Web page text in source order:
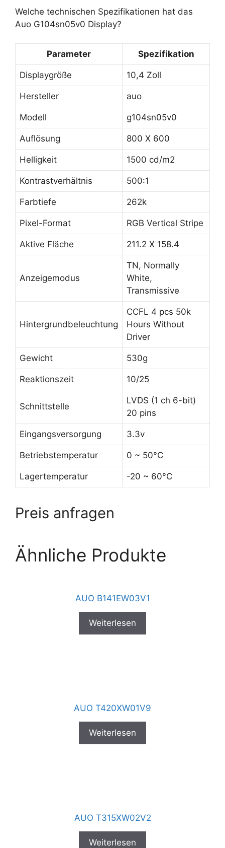
Welche technischen Spezifikationen hat das
Auo G104sn05v0 Display?
Parameter Spezifikation
Displaygröße 10,4 Zoll
Hersteller auo
Modell g104sn05v0
Auflösung 800 X 600
Helligkeit 1500 cd/m2
Kontrastverhältnis 500:1
Farbtiefe 262k
Pixel-Format RGB Vertical Stripe
Aktive Fläche 211.2 X 158.4
Anzeigemodus
TN, Normally
White,
Transmissive
Hintergrundbeleuchtung
CCFL 4 pcs 50k
Hours Without
Driver
Gewicht 530g
Reaktionszeit 10/25
Schnittstelle
LVDS (1 ch 6-bit)
20 pins
Eingangsversorgung 3.3v
Betriebstemperatur 0 ~ 50°C
Lagertemperatur -20 ~ 60°C
Preis anfragen
Ähnliche Produkte
AUO B141EW03V1
Weiterlesen
AUO T420XW01V9
Weiterlesen
AUO T315XW02V2
Weiterlesen